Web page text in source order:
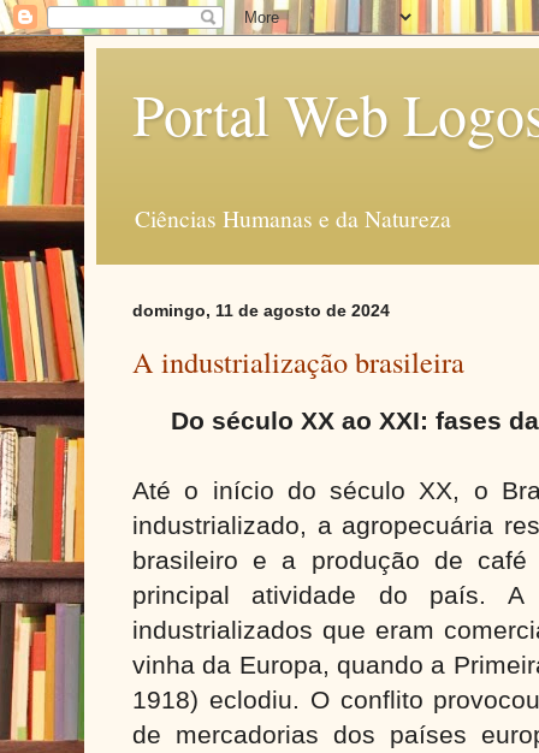
Portal Web
Ciências Humanas e da Natureza
domingo, 11 de agosto de 2024
A industrialização brasileira
Do século XX ao XXI: fases
Até o início do século XX, o
industrializado, a agropecuária
brasileiro e a produção de
principal atividade do país. A
industrializados que eram
vinha da Europa, quando a
1918) eclodiu. O conflito
de mercadorias dos países